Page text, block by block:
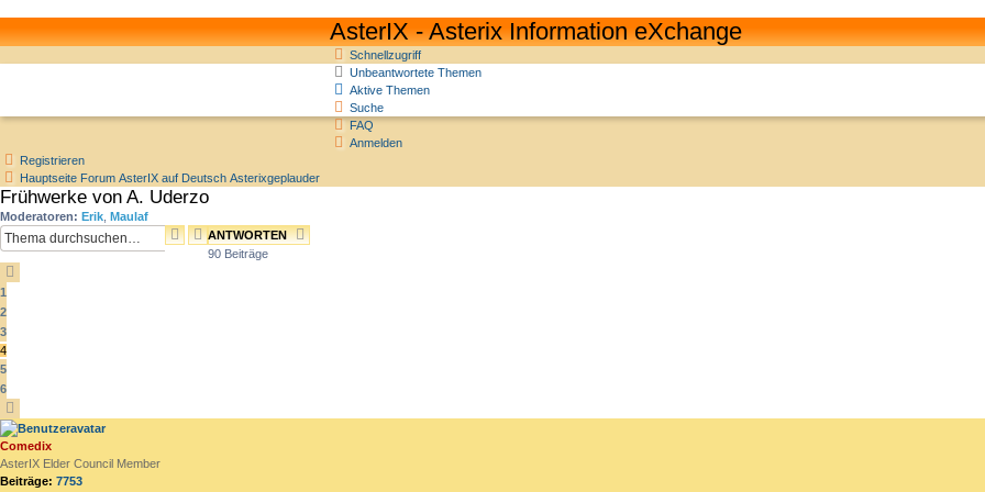
AsterIX - Asterix Information eXchange
Schnellzugriff
Unbeantwortete Themen
Aktive Themen
Suche
FAQ
Anmelden
Registrieren
Hauptseite Forum AsterIX auf Deutsch Asterixgeplauder
Frühwerke von A. Uderzo
Moderatoren: Erik Maulaf
ANTWORTEN
SUCHEERWEITERTE
SUCHE
90 Beiträge
1
2
3
4
5
6
Comedix
AsterIX Elder Council Member
Beiträge: 7753